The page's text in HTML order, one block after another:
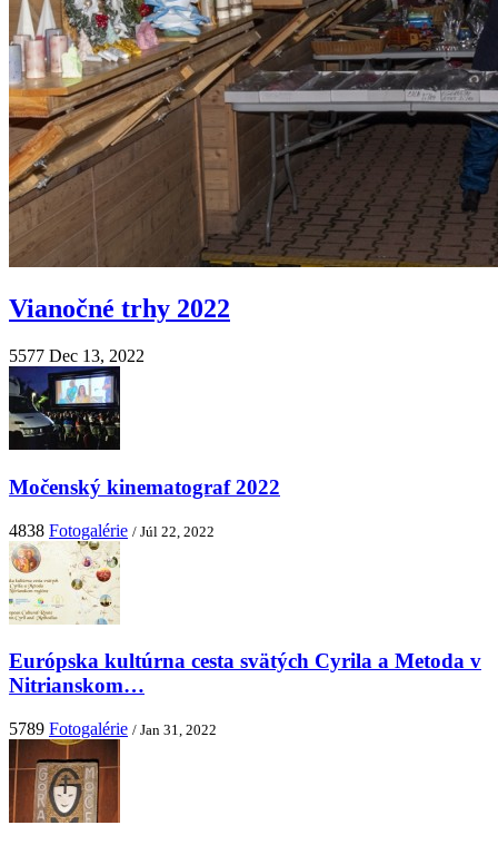
Vianočné trhy 2022
5577 Dec 13, 2022
Močenský kinematograf 2022
4838 Fotogalérie / Júl 22, 2022
Európska kultúrna cesta svätých Cyrila a Metoda v
Nitrianskom…
5789 Fotogalérie / Jan 31, 2022